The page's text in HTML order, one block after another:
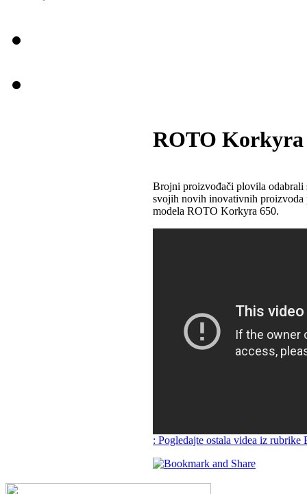
ROTO
Brojni proizvođači plovila odabrali
svojih novih inovativnih proizvoda
modela ROTO Korkyra 650.
: Pogledajte ostala videa iz rubrike